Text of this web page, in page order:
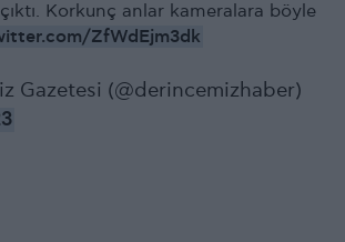
Korkunç anlar kameralara böyle
ZfWdEjm3dk
Gazetesi (@derincemizhaber)